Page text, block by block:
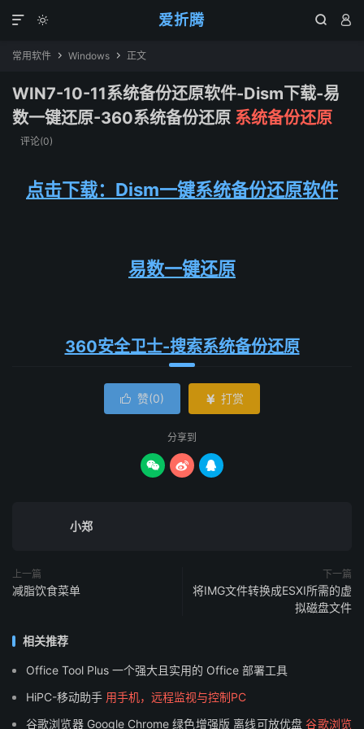
爱折腾 
 

常用软件  Windows  正文
WIN7-10-11系统备份还原软件-Dism下载-易
数一键还原-360系统备份还原 系统备份还原
评论(0)
点击下载：Dism一键系统备份还原软件
易数一键还原
360安全卫士-搜索系统备份还原
 赞(0)  打赏
分享到
  
小郑
上一篇
减脂饮食菜单
下一篇
将IMG文件转换成ESXI所需的虚
拟磁盘文件
相关推荐
Office Tool Plus 一个强大且实用的 Office 部署工具
HiPC-移动助手 用手机，远程监视与控制PC
谷歌浏览器 Google Chrome 绿色增强版 离线可放优盘谷歌浏览